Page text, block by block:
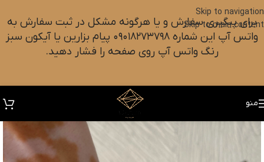
Skip to navigation
Skip to main content
برای پیگیری سفارش و یا هرگونه مشکل در ثبت سفارش به
واتس آپ این شماره ۰۹۰۱۸۲۷۳۷۹۸ پیام بزارین یا آیکون سبز
رنگ واتس آپ روی صفحه را فشار دهید.
منو